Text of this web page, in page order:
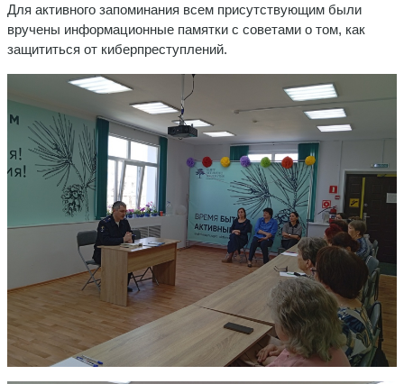
Для активного запоминания всем присутствующим были
вручены информационные памятки с советами о том, как
защититься от киберпреступлений.